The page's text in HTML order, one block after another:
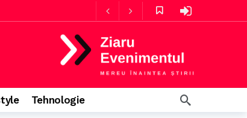
4 ore în urmă
Tehnologie